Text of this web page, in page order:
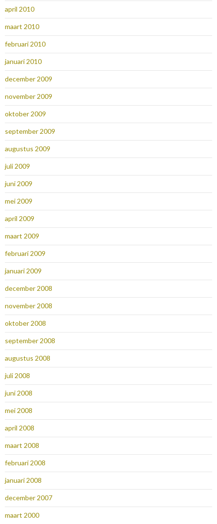
april 2010
maart 2010
februari 2010
januari 2010
december 2009
november 2009
oktober 2009
september 2009
augustus 2009
juli 2009
juni 2009
mei 2009
april 2009
maart 2009
februari 2009
januari 2009
december 2008
november 2008
oktober 2008
september 2008
augustus 2008
juli 2008
juni 2008
mei 2008
april 2008
maart 2008
februari 2008
januari 2008
december 2007
maart 2000